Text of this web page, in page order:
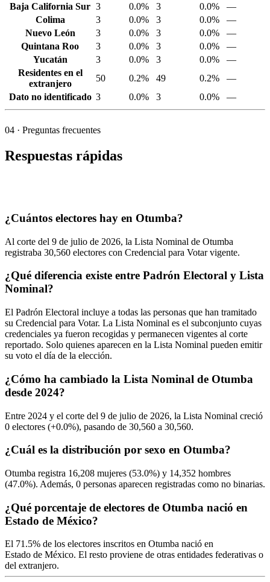
Baja California Sur 3 0.0% 3 0.0%
—
Colima
3 0.0% 3 0.0%
—
Nuevo León
3 0.0% 3 0.0%
—
Quintana Roo
3 0.0% 3 0.0%
—
Yucatán
3 0.0% 3 0.0%
—
Residentes en el
extranjero
50 0.2% 49 0.2%
—
Dato no identificado 3 0.0% 3 0.0% —
04 · Preguntas frecuentes
Respuestas rápidas
¿Cuántos electores hay en Otumba?
Al corte del 9 de julio de 2026, la Lista Nominal de Otumba
registraba 30,560 electores con Credencial para Votar vigente.
¿Qué diferencia existe entre Padrón Electoral y Lista
Nominal?
El Padrón Electoral incluye a todas las personas que han tramitado
su Credencial para Votar. La Lista Nominal es el subconjunto cuyas
credenciales ya fueron recogidas y permanecen vigentes al corte
reportado. Solo quienes aparecen en la Lista Nominal pueden emitir
su voto el día de la elección.
¿Cómo ha cambiado la Lista Nominal de Otumba
desde 2024?
Entre 2024 y el corte del 9 de julio de 2026, la Lista Nominal creció
0 electores (+0.0%), pasando de 30,560 a 30,560.
¿Cuál es la distribución por sexo en Otumba?
Otumba registra 16,208 mujeres (53.0%) y 14,352 hombres
(47.0%). Además, 0 personas aparecen registradas como no binarias.
¿Qué porcentaje de electores de Otumba nació en
Estado de México?
El 71.5% de los electores inscritos en Otumba nació en
Estado de México. El resto proviene de otras entidades federativas o
del extranjero.